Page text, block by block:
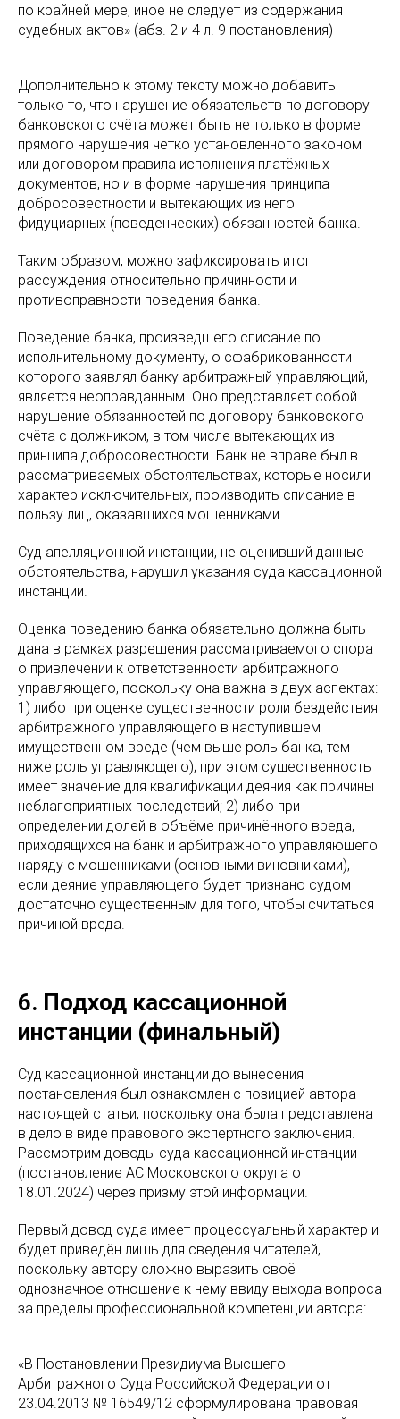
по крайней мере, иное не следует из содержания
судебных актов» (абз. 2 и 4 л. 9 постановления)
Дополнительно к этому тексту можно добавить
только то, что нарушение обязательств по договору
банковского счёта может быть не только в форме
прямого нарушения чётко установленного законом
или договором правила исполнения платёжных
документов, но и в форме нарушения принципа
добросовестности и вытекающих из него
фидуциарных (поведенческих) обязанностей банка.
Таким образом, можно зафиксировать итог
рассуждения относительно причинности и
противоправности поведения банка.
Поведение банка, произведшего списание по
исполнительному документу, о сфабрикованности
которого заявлял банку арбитражный управляющий,
является неоправданным. Оно представляет собой
нарушение обязанностей по договору банковского
счёта с должником, в том числе вытекающих из
принципа добросовестности. Банк не вправе был в
рассматриваемых обстоятельствах, которые носили
характер исключительных, производить списание в
пользу лиц, оказавшихся мошенниками.
Суд апелляционной инстанции, не оценивший данные
обстоятельства, нарушил указания суда кассационной
инстанции.
Оценка поведению банка обязательно должна быть
дана в рамках разрешения рассматриваемого спора
о привлечении к ответственности арбитражного
управляющего, поскольку она важна в двух аспектах:
1) либо при оценке существенности роли бездействия
арбитражного управляющего в наступившем
имущественном вреде (чем выше роль банка, тем
ниже роль управляющего); при этом существенность
имеет значение для квалификации деяния как причины
неблагоприятных последствий; 2) либо при
определении долей в объёме причинённого вреда,
приходящихся на банк и арбитражного управляющего
наряду с мошенниками (основными виновниками),
если деяние управляющего будет признано судом
достаточно существенным для того, чтобы считаться
причиной вреда.
6. Подход кассационной
инстанции (финальный)
Cуд кассационной инстанции до вынесения
постановления был ознакомлен с позицией автора
настоящей статьи, поскольку она была представлена
в дело в виде правового экспертного заключения.
Рассмотрим доводы суда кассационной инстанции
(постановление АС Московского округа от
18.01.2024) через призму этой информации.
Первый довод суда имеет процессуальный характер и
будет приведён лишь для сведения читателей,
поскольку автору сложно выразить своё
однозначное отношение к нему ввиду выхода вопроса
за пределы профессиональной компетенции автора:
«В Постановлении Президиума Высшего
Арбитражного Суда Российской Федерации от
23.04.2013 № 16549/12 сформулирована правовая